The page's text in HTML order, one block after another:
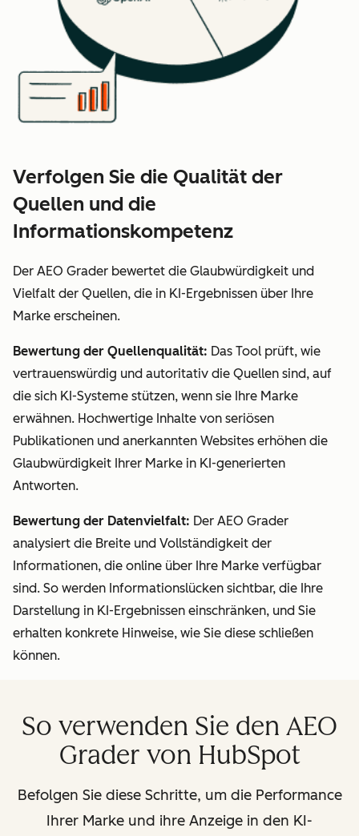
Verfolgen Sie die Qualität der
Quellen und die
Informationskompetenz
Der AEO Grader bewertet die Glaubwürdigkeit und
Vielfalt der Quellen, die in KI-Ergebnissen über Ihre
Marke erscheinen.
Bewertung der Quellenqualität: Das Tool prüft, wie
vertrauenswürdig und autoritativ die Quellen sind, auf
die sich KI-Systeme stützen, wenn sie Ihre Marke
erwähnen. Hochwertige Inhalte von seriösen
Publikationen und anerkannten Websites erhöhen die
Glaubwürdigkeit Ihrer Marke in KI-generierten
Antworten.
Bewertung der Datenvielfalt: Der AEO Grader
analysiert die Breite und Vollständigkeit der
Informationen, die online über Ihre Marke verfügbar
sind. So werden Informationslücken sichtbar, die Ihre
Darstellung in KI-Ergebnissen einschränken, und Sie
erhalten konkrete Hinweise, wie Sie diese schließen
können.
So verwenden Sie den AEO
Grader von HubSpot
Befolgen Sie diese Schritte, um die Performance
Ihrer Marke und ihre Anzeige in den KI-